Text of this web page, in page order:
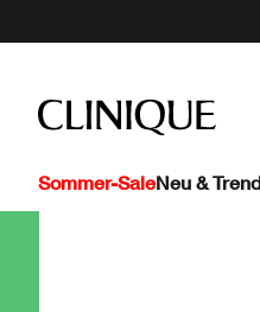
Sommer-SaleNeu &